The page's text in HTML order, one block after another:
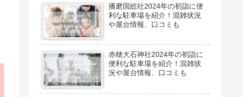
播磨国総社2024年の初詣に便
利な駐車場を紹介！混雑状況
や屋台情報、口コミも
赤穂大石神社2024年の初詣に
便利な駐車場を紹介！混雑状
況や屋台情報、口コミも